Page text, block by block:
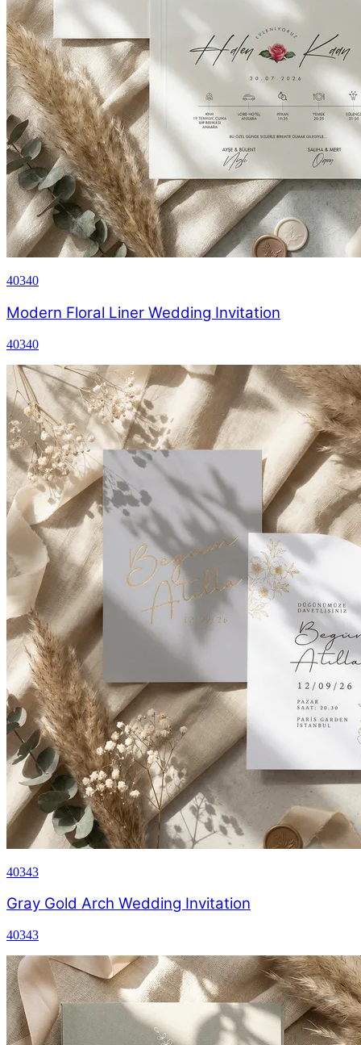
40340
Modern Floral Liner Wedding Invitation
40340
40343
Gray Gold Arch Wedding Invitation
40343